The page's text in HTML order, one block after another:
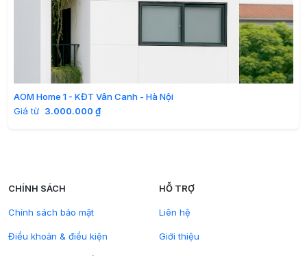
AOM Home 1 - KĐT Vân Canh - Hà Nội
Giá từ 3.000.000 ₫
CHÍNH SÁCH
Chính sách bảo mật
Điều khoản & điều kiện
HỖ TRỢ
Liên hệ
Giới thiệu